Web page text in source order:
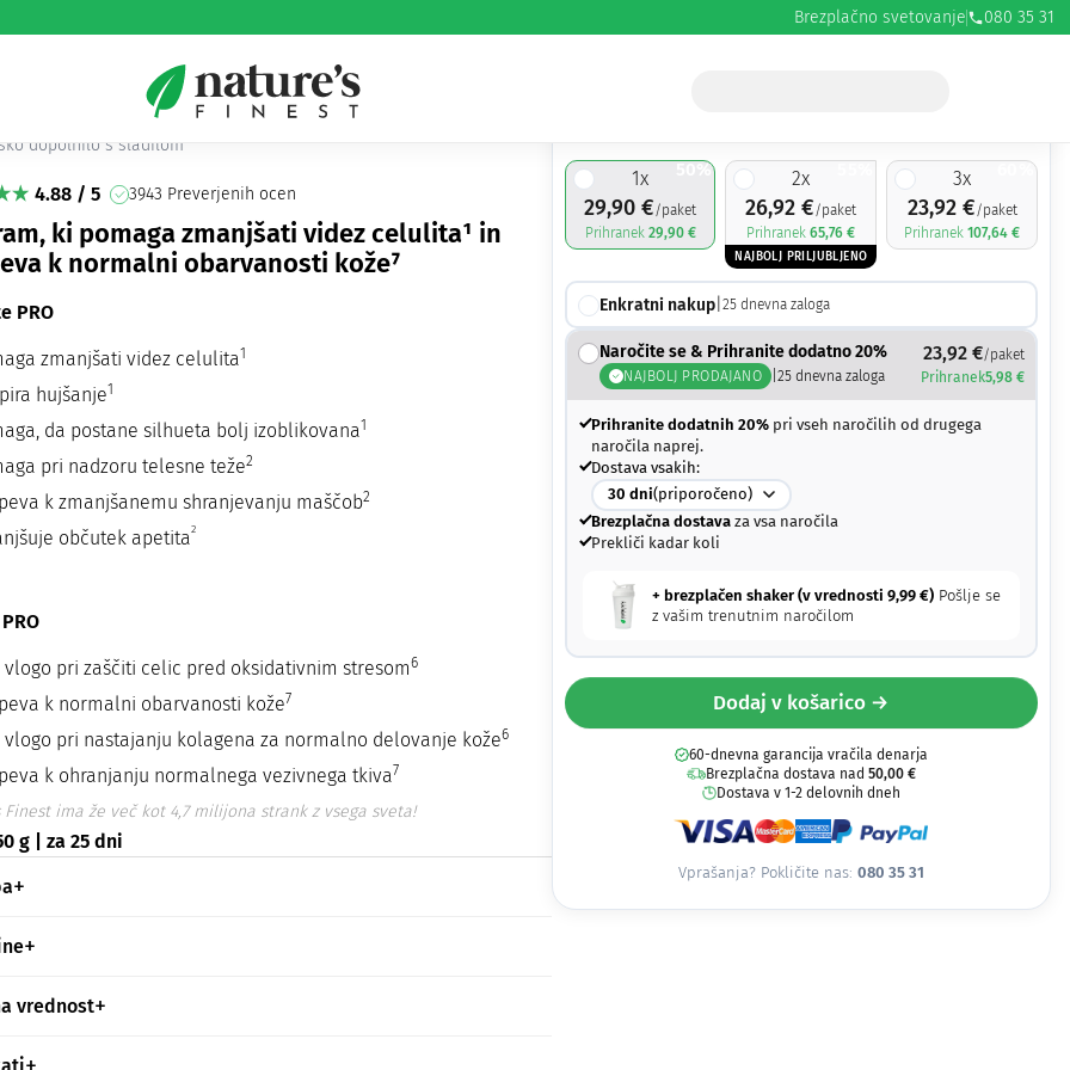
Brezplačno svetovanje 080 35 31
PRO
PRO & Bronze PRO
dopolnilo s sladilom
4.88 / 5 3943 Preverjenih ocen
ki pomaga zmanjšati videz celulita¹ in
k normalni obarvanosti kože⁷
PRO
zmanjšati videz celulita1
hujšanje1
da postane silhueta bolj izoblikovana1
pri nadzoru telesne teže2
k zmanjšanemu shranjevanju maščob2
občutek apetita2
pri zaščiti celic pred oksidativnim stresom6
k normalni obarvanosti kože7
pri nastajanju kolagena za normalno delovanje kože6
k ohranjanju normalnega vezivnega tkiva7
Finest ima že več kot 4,7 milijona strank z vsega sveta!
g | za 25 dni
vrednost
50%
1x
29,90€/paket
Prihranek 29,90 €
2x
26,92€/paket
Prihranek65,76€
NAJBOLJ PRILJUBLJENO
60%
3x
23,92 €/paket
Prihranek107,64€
Enkratni nakup |25 dnevna zaloga
Naročite se & Prihranite dodatno 20%
NAJBOLJ PRODAJANO |25 dnevna zaloga
23,92 €/paket
Prihranek5,98 €
Prihranite dodatnih 20% pri vseh naročilih od drugega
naročila naprej.
Dostava vsakih:
30 dni(priporočeno)
Brezplačna dostava za vsa naročila
Prekliči kadar koli
+ brezplačen shaker (v vrednosti9,99€) Pošlje se
z vašim trenutnim naročilom
Dodaj v košarico →
60-dnevna garancija vračila denarja
Brezplačna dostava nad 50,00 €
Dostava v 1-2 delovnih dneh
Vprašanja? Pokličite nas: 080 35 31